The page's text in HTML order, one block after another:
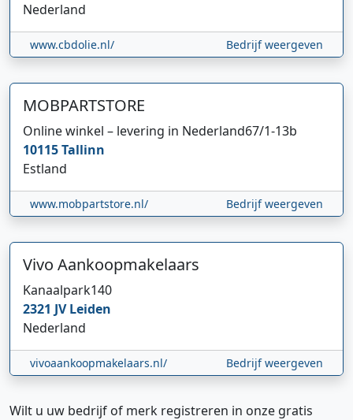
Nederland
www.cbdolie.nl/ Bedrijf weergeven
MOBPARTSTORE
Online winkel – levering in Nederland67/1-13b
10115Tallinn
Estland
www.mobpartstore.nl/ Bedrijf weergeven
Vivo Aankoopmakelaars
Kanaalpark140
2321 JVLeiden
Nederland
vivoaankoopmakelaars.nl/ Bedrijf weergeven
Wilt u uw bedrijf of merk registreren in onze gratis